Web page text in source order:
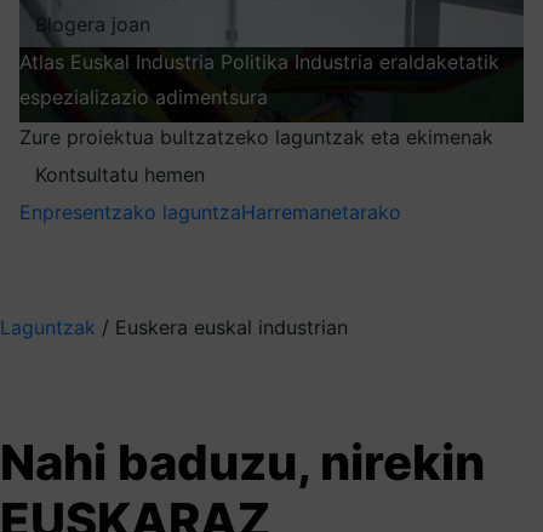
Blogera joan
Atlas Euskal Industria Politika Industria eraldaketatik
espezializazio adimentsura
Zure proiektua bultzatzeko laguntzak eta ekimenak
Kontsultatu hemen
Enpresentzako laguntzaHarremanetarako
Laguntzak / Euskera euskal industrian
euskara sustatzen!
Nahi baduzu, nirekin
EUSKARAZ